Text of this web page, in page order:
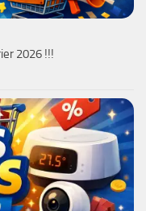
2026 !!!